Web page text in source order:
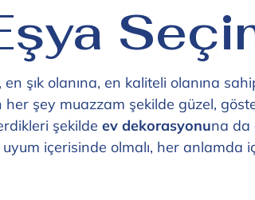
şık olanına, en kaliteli olanına
şey muazzam şekilde güzel,
şekilde ev dekorasyonuna da
içerisinde olmalı, her anlamda